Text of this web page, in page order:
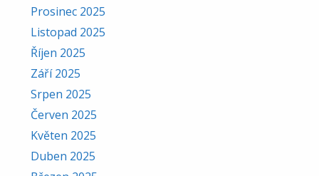
Prosinec 2025
Listopad 2025
Říjen 2025
Září 2025
Srpen 2025
Červen 2025
Květen 2025
Duben 2025